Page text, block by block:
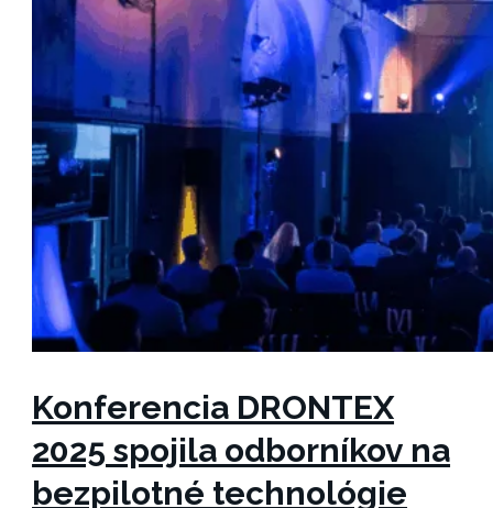
Konferencia DRONTEX
2025 spojila odborníkov na
bezpilotné technológie